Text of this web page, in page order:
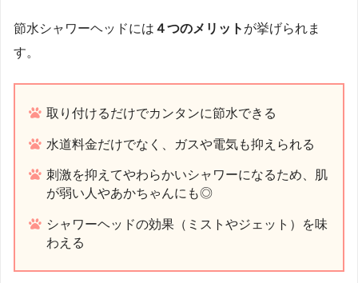
節水シャワーヘッドには ４つのメリット が挙げられま
す。
取り付けるだけでカンタンに節水できる
水道料金だけでなく、ガスや電気も抑えられる
刺激を抑えてやわらかいシャワーになるため、肌
が弱い人やあかちゃんにも◎
シャワーヘッドの効果（ミストやジェット）を味
わえる